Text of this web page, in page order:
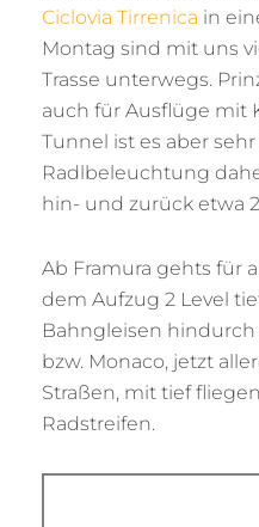
Ciclovia Tirrenica in
Montag sind mit uns
Trasse unterwegs.
auch für Ausflüge mit
Tunnel ist es aber
Radlbeleuchtung
hin- und zurück etwa
Ab Framura gehts für
dem Aufzug 2 Level
Bahngleisen
bzw. Monaco, jetzt
Straßen, mit tief
Radstreifen.